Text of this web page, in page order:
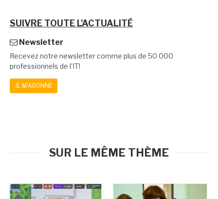
SUIVRE TOUTE L'ACTUALITÉ
Newsletter
Recevez notre newsletter comme plus de 50 000
professionnels de l'IT!
JE M'ABONNE
SUR LE MÊME THÈME